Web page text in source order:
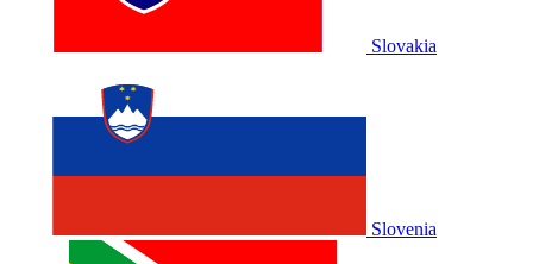
Slovakia
Slovenia